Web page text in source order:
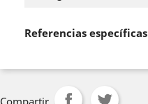
Referencias específicas
Compartir